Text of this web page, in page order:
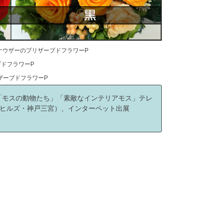
ザーのプリザーブドフラワーP
フラワーP
ーブドフラワーP
スの動物たち」「素敵なインテリアモス」テレ
ルズ・神戸三宮）、インターペット出展